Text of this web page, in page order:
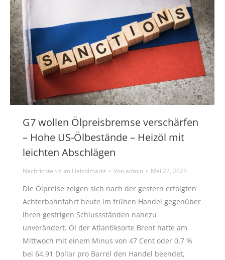
G7 wollen Ölpreisbremse verschärfen
– Hohe US-Ölbestände – Heizöl mit
leichten Abschlägen
Nachrichten zum Heizölmarkt Vonadmin Mai 22, 2025
Die Ölpreise zeigen sich nach der gestern erfolgten
Achterbahnfahrt heute im frühen Handel gegenüber
ihren gestrigen Schlussständen nahezu
unverändert. Öl der Atlantiksorte Brent hatte am
Mittwoch mit einem Minus von 47 Cent oder 0,7 %
bei 64,91 Dollar pro Barrel den Handel beendet,